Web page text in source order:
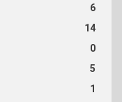
6
14
0
5
1